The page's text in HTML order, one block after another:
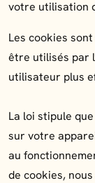
votre utilisation
Les cookies
être utilisés par
utilisateur plus
La loi stipule
sur votre
au
de cookies,